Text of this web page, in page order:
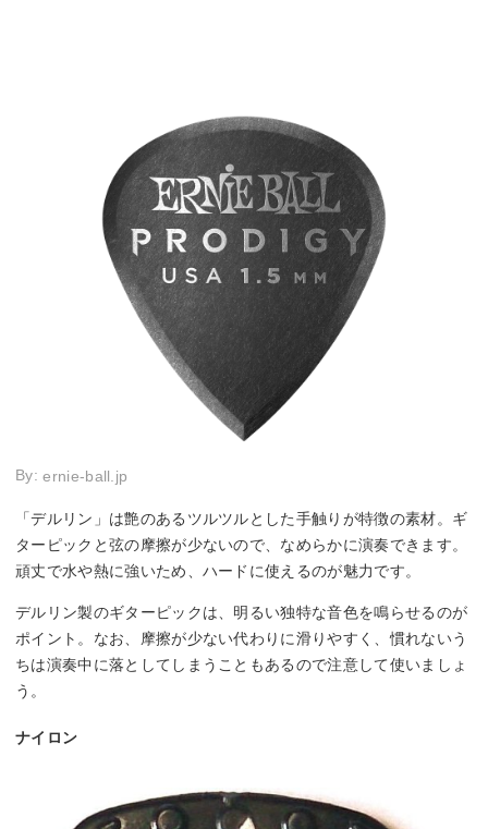
By:ernie-ball.jp
「デルリン」は艶のあるツルツルとした手触りが特徴の素材。ギ
ターピックと弦の摩擦が少ないので、なめらかに演奏できます。
頑丈で水や熱に強いため、ハードに使えるのが魅力です。
デルリン製のギターピックは、明るい独特な音色を鳴らせるのが
ポイント。なお、摩擦が少ない代わりに滑りやすく、慣れないう
ちは演奏中に落としてしまうこともあるので注意して使いましょ
う。
ナイロン